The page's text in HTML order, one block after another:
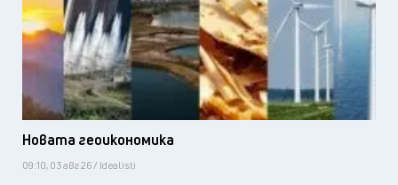
Новата геоикономика
09:10, 03 авг 26 / Idealisti